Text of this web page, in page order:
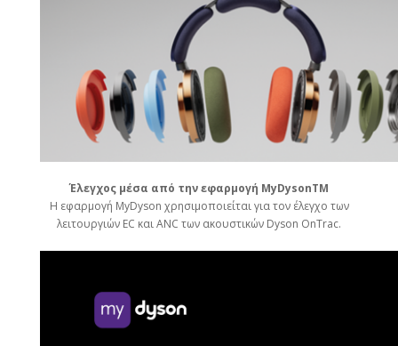
Έλεγχος μέσα από την εφαρμογή MyDysonTM
Η εφαρμογή MyDyson χρησιμοποιείται για τον έλεγχο των
λειτουργιών EC και ANC των ακουστικών Dyson OnTrac.